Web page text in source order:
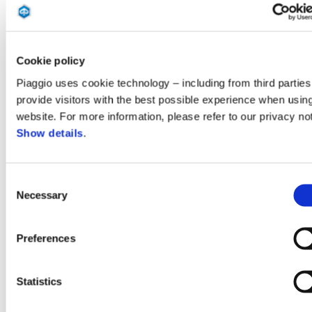
Cookie policy
Piaggio uses cookie technology – including from third
provide visitors with the best possible experience when
website. For more information, please refer to our privacy
Show details.
Selection
Necessary
Preferences
Statistics
Новият Piaggio Beverly 310 еперфектният скутер за
всички нужди – от ежедневните маршрутив града,
където пъргавината и маневреността са безценни,
впечатляващите си мощност, прецизност и ускорение,